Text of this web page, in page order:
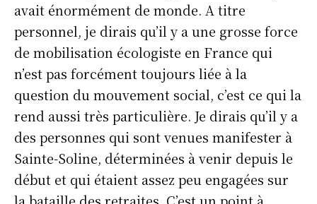
avait énormément de monde. A titre
personnel, je dirais qu’il y a une grosse force
de mobilisation écologiste en France qui
n’est pas forcément toujours liée à la
question du mouvement social, c’est ce qui la
rend aussi très particulière. Je dirais qu’il y a
des personnes qui sont venues manifester à
Sainte-Soline, déterminées à venir depuis le
début et qui étaient assez peu engagées sur